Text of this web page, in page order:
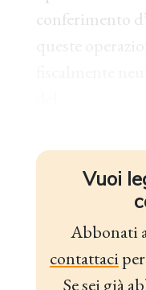
conferimento
Vuoi
Abbonati
contattaci
Se sei già